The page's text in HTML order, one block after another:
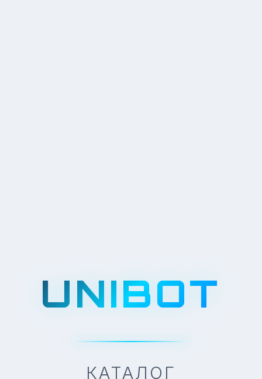
UNIBOT
КАТАЛОГ